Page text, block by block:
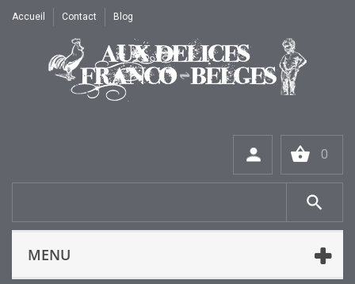
Blog
Contact
Accueil
0
MENU